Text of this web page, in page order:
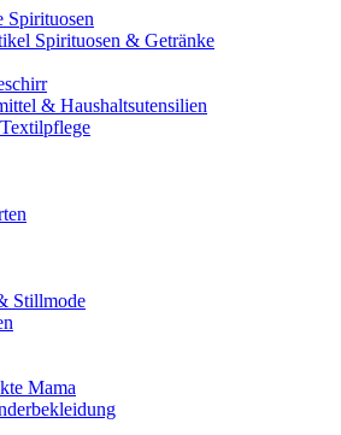
Spirituosen & Getränke
& Haushaltsutensilien
Stillmode
Mama